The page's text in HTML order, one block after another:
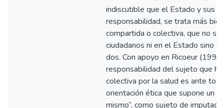
indiscutible que el Estado y sus
responsabilidad, se trata más
compartida o colectiva, que no
ciudadanos ni en el Estado sino
dos. Con apoyo en Ricoeur
responsabilidad del sujeto que
colectiva por la salud es ante
orientación ética que supone un
mismo”, como sujeto de